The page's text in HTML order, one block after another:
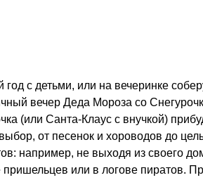
с детьми, или на вечеринке
вечер Деда Мороза со
(или Санта-Клаус с внучкой)
от песенок и хороводов до
: например, не выходя из своего
пришельцев или в логове пиратов.